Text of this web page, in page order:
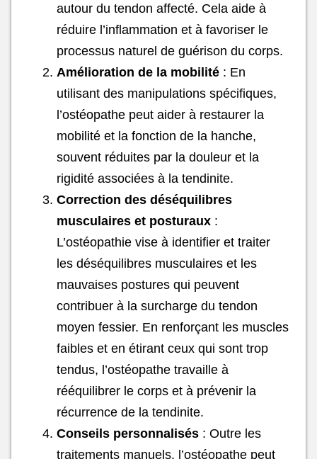
autour du tendon affecté. Cela aide à
réduire l’inflammation et à favoriser le
processus naturel de guérison du corps.
Amélioration de la mobilité : En
utilisant des manipulations spécifiques,
l’ostéopathe peut aider à restaurer la
mobilité et la fonction de la hanche,
souvent réduites par la douleur et la
rigidité associées à la tendinite.
Correction des déséquilibres
musculaires et posturaux :
L’ostéopathie vise à identifier et traiter
les déséquilibres musculaires et les
mauvaises postures qui peuvent
contribuer à la surcharge du tendon
moyen fessier. En renforçant les muscles
faibles et en étirant ceux qui sont trop
tendus, l’ostéopathe travaille à
rééquilibrer le corps et à prévenir la
récurrence de la tendinite.
Conseils personnalisés : Outre les
traitements manuels, l’ostéopathe peut